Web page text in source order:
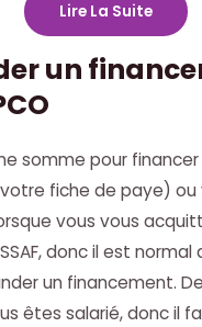
Lire La Suite
un
somme pour
fiche de paye) ou
vous vous
donc il est normal
un financement.
êtes salarié, donc il